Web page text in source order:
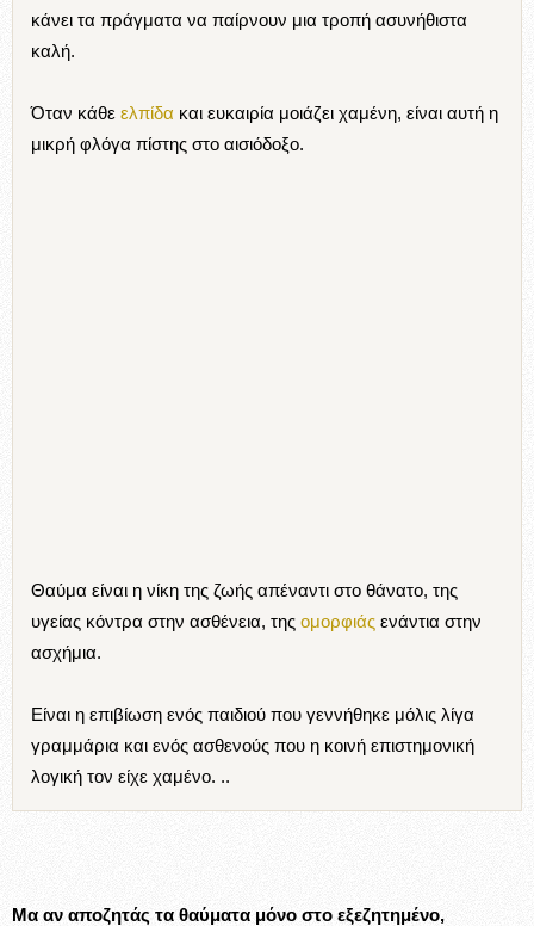
κάνει τα πράγματα να παίρνουν μια τροπή ασυνήθιστα
καλή.
Όταν κάθε ελπίδα και ευκαιρία μοιάζει χαμένη, είναι αυτή η
μικρή φλόγα πίστης στο αισιόδοξο.
Θαύμα είναι η νίκη της ζωής απέναντι στο θάνατο, της
υγείας κόντρα στην ασθένεια, της ομορφιάς ενάντια στην
ασχήμια.
Είναι η επιβίωση ενός παιδιού που γεννήθηκε μόλις λίγα
γραμμάρια και ενός ασθενούς που η κοινή επιστημονική
λογική τον είχε χαμένο. ..
Μα αν αποζητάς τα θαύματα μόνο στο εξεζητημένο,